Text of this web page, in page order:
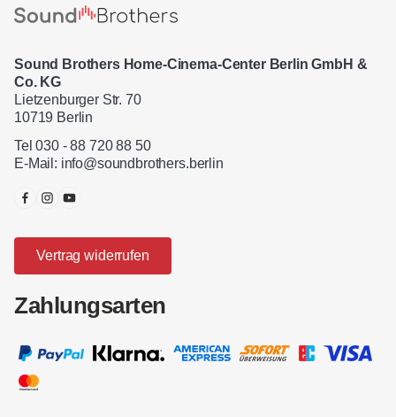
Sound Brothers Home-Cinema-Center Berlin GmbH &
Co. KG
Lietzenburger Str. 70
10719 Berlin
Tel 030 - 88 720 88 50
E-Mail: info@soundbrothers.berlin
Vertrag widerrufen
Zahlungsarten